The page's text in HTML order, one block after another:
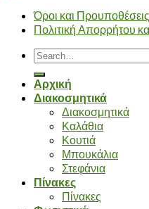
Όροι και Προυποθέσεις
Πολιτική Απορρήτου
Search
for:
Αρχική
Διακοσμητικά
Διακοσμητικά
Καλάθια
Κουτιά
Μπουκάλια
Στεφάνια
Πίνακες
Πίνακες